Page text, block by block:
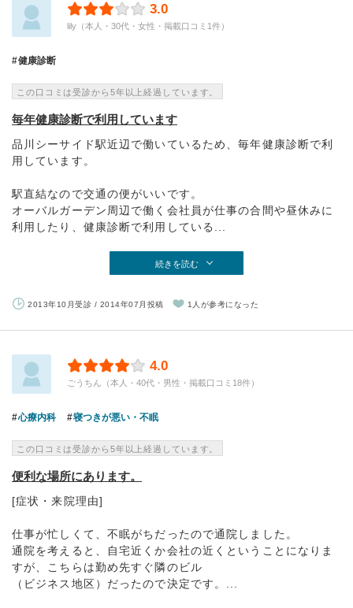
3.0
lily（本人・30代・女性・掲載口コミ1件）
健康診断
この口コミは受診から5年以上経過しています。
毎年健康診断で利用しています
品川シーサイド駅近辺で働いているため、毎年健康診断で利
用しています。
駅直結なので交通の便がいいです。
オーバルガーデン周辺で働く会社員が仕事の合間や昼休みに
利用したり、健康診断で利用している...
続きを読む
2013年10月受診 / 2014年07月投稿 1人が参考になった
4.0
ごうちん（本人・40代・男性・掲載口コミ18件）
心療内科 寝つきが悪い・不眠
この口コミは受診から5年以上経過しています。
便利な場所にあります。
[症状・来院理由]
仕事が忙しくて、不眠がちだったので通院しました。
通院を考えると、自宅近くか会社の近くということになりま
すが、こちらは勤め先すぐ隣のビル
（ビジネス地区）だったので決定です。...